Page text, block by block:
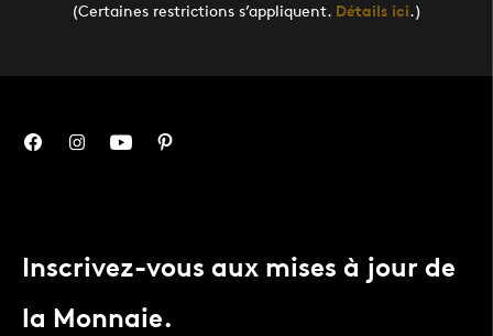
(Certaines restrictions s’appliquent. Détails ici.)
Inscrivez-vous aux mises à jour de
la Monnaie.